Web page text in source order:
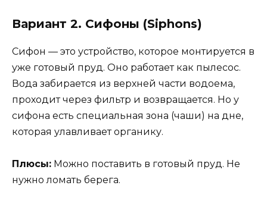
Вариант 2. Сифоны (Siphons)
Сифон — это устройство, которое монтируется в
уже готовый пруд. Оно работает как пылесос.
Вода забирается из верхней части водоема,
проходит через фильтр и возвращается. Но у
сифона есть специальная зона (чаши) на дне,
которая улавливает органику.
Плюсы: Можно поставить в готовый пруд. Не
нужно ломать берега.